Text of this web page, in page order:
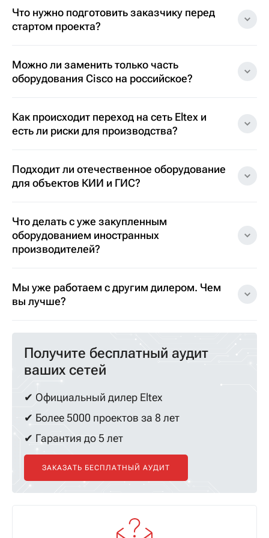
Что нужно подготовить заказчику перед
стартом проекта?
Можно ли заменить только часть
оборудования Cisco на российское?
Как происходит переход на сеть Eltex и
есть ли риски для производства?
Подходит ли отечественное оборудование
для объектов КИИ и ГИС?
Что делать с уже закупленным
оборудованием иностранных
производителей?
Мы уже работаем с другим дилером. Чем
вы лучше?
Получите бесплатный аудит
ваших сетей
✔ Официальный дилер Eltex
✔ Более 5000 проектов за 8 лет
✔ Гарантия до 5 лет
ЗАКАЗАТЬ БЕСПЛАТНЫЙ АУДИТ